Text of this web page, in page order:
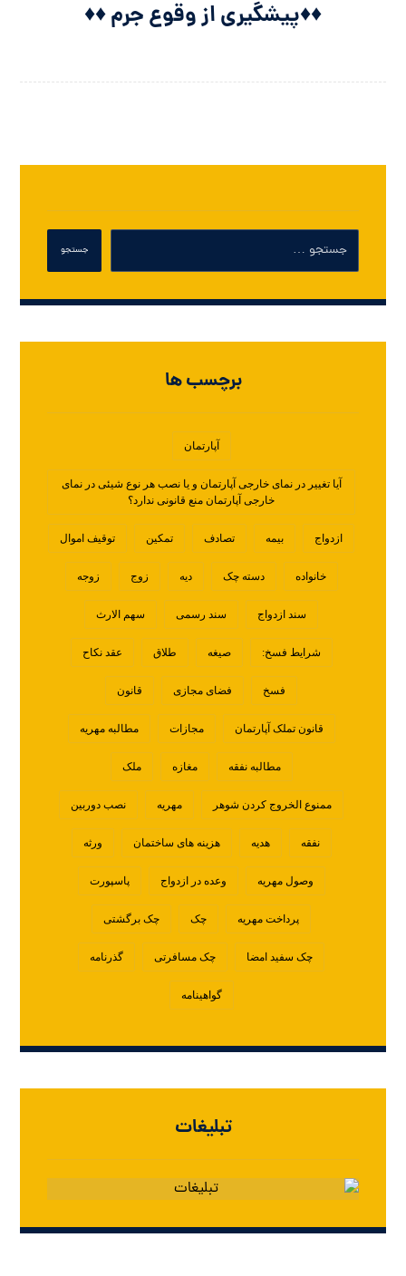
♦️♦️پیشگیری از وقوع جرم ♦️♦️
برچسب ها
آپارتمان
آیا تغییر در نمای خارجی آپارتمان و یا نصب هر نوع شیئی در نمای
خارجی آپارتمان منع قانونی ندارد؟
ازدواج بیمه تصادف تمکین توقیف اموال
خانواده دسته چک دیه زوج زوجه
سند ازدواج سند رسمی سهم الارث
شرایط فسخ: صیغه طلاق عقد نکاح
فسخ فضای مجازی قانون
قانون تملک آپارتمان مجازات مطالبه مهریه
مطالبه نفقه مغازه ملک
ممنوع الخروج کردن شوهر مهریه نصب دوربین
نفقه هدیه هزینه های ساختمان ورثه
وصول مهریه وعده در ازدواج پاسپورت
پرداخت مهریه چک چک برگشتی
چک سفید امضا چک مسافرتی گذرنامه
گواهینامه
تبلیغات